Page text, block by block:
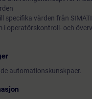
specifika värden från
i operatörskontroll- och
automationskunskpaer.